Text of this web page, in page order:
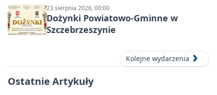
23 sierpnia 2026, 00:00
Dożynki Powiatowo-Gminne w
Szczebrzeszynie
Kolejne wydarzenia
Ostatnie Artykuły